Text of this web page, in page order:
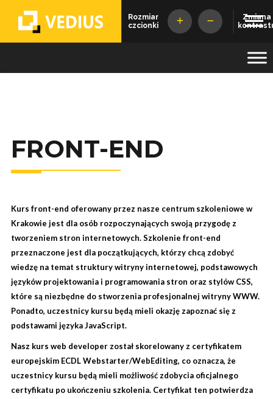
Rozmiar
czcionki
Zmiana
FRONT-END
Kurs front-end oferowany przez nasze centrum szkoleniowe w
Krakowie jest dla osób rozpoczynających swoją przygodę z
tworzeniem stron internetowych. Szkolenie front-end
przeznaczone jest dla początkujących, którzy chcą zdobyć
wiedzę na temat struktury witryny internetowej, podstawowych
języków projektowania i programowania stron oraz stylów CSS,
które są niezbędne do stworzenia profesjonalnej witryny WWW.
Ponadto, uczestnicy kursu będą mieli okazję zapoznać się z
podstawami języka JavaScript.
Nasz kurs web developer został skorelowany z certyfikatem
europejskim ECDL Webstarter/WebEditing, co oznacza, że
uczestnicy kursu będą mieli możliwość zdobycia oficjalnego
certyfikatu po ukończeniu szkolenia. Certyfikat ten potwierdza